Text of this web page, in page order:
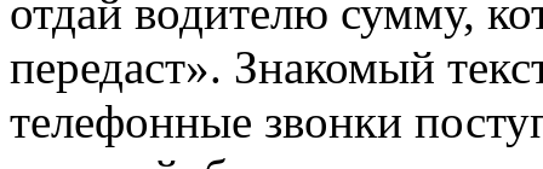
отдай водителю сумму,
передаст». Знакомый
телефонные звонки